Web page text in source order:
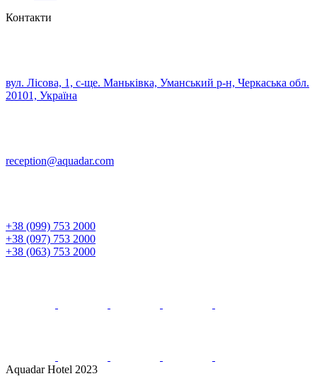
Контакти
вул. Лісова, 1, с-ще. Маньківка, Уманський р-н, Черкаська обл.
20101, Україна
reception@aquadar.com
+38 (099) 753 2000
+38 (097) 753 2000
+38 (063) 753 2000
Aquadar Hotel 2023